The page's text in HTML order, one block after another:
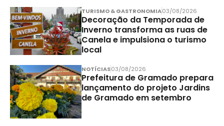
TURISMO & GASTRONOMIA03/08/2026
Decoração da Temporada de
Inverno transforma as ruas de
Canela e impulsiona o turismo
local
NOTÍCIAS03/08/2026
Prefeitura de Gramado prepara
lançamento do projeto Jardins
de Gramado em setembro